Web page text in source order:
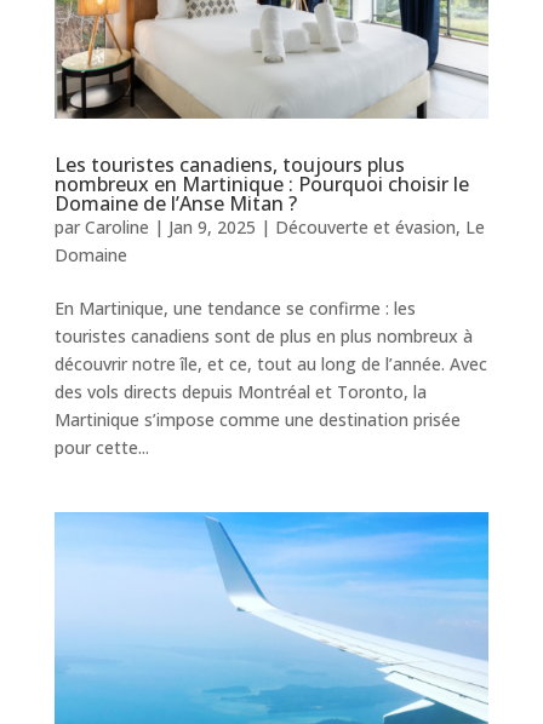
Les touristes canadiens, toujours plus
nombreux en Martinique : Pourquoi choisir le
Domaine de l’Anse Mitan ?
par Caroline | Jan 9, 2025 | Découverte et évasion, Le
Domaine
En Martinique, une tendance se confirme : les
touristes canadiens sont de plus en plus nombreux à
découvrir notre île, et ce, tout au long de l’année. Avec
des vols directs depuis Montréal et Toronto, la
Martinique s’impose comme une destination prisée
pour cette...